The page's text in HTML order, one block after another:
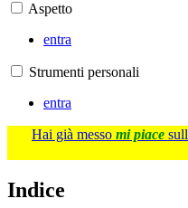
Aspetto
entra
Strumenti personali
entra
Hai già messo mi piace
Indice